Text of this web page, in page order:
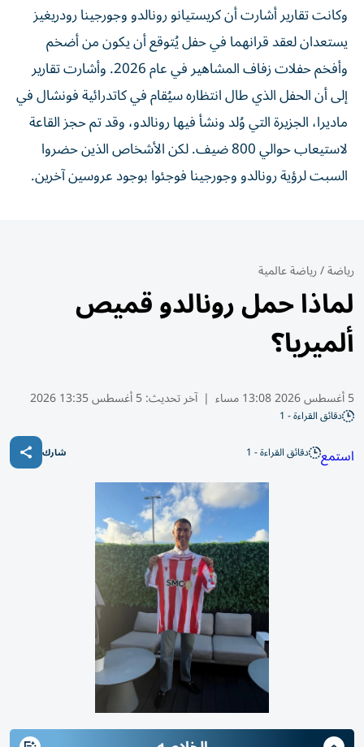
وكانت تقارير أشارت أن كريستيانو رونالدو وجورجينا رودريغيز
يستعدان لعقد قرانهما في حفل يُتوقع أن يكون من أضخم
وأفخم حفلات زفاف المشاهير في عام 2026. وأشارت تقارير
إلى أن الحفل الذي طال انتظاره سيُقام في كاتدرائية فونشال في
ماديرا، الجزيرة التي وُلد ونشأ فيها رونالدو، وقد تم حجز القاعة
لاستيعاب حوالي 800 ضيف. لكن الأشخاص الذين حضروا
السبت لرؤية رونالدو وجورجينا فوجئوا بوجود عروسين آخرين.
رياضة/رياضة عالمية
لماذا حمل رونالدو قميص
ألميريا؟
5 أغسطس 2026 13:08 مساء | آخر تحديث:5 أغسطس 13:35 2026
دقائق القراءة - 1
استمع دقائق القراءة - 1 شارك